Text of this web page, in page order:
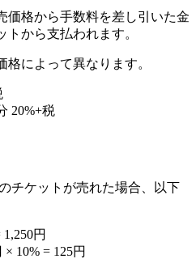
価格から手数料を差し引いた金
トから支払われます。
によって異なります。
20%+税
チケットが売れた場合、以下
円
10% = 125円